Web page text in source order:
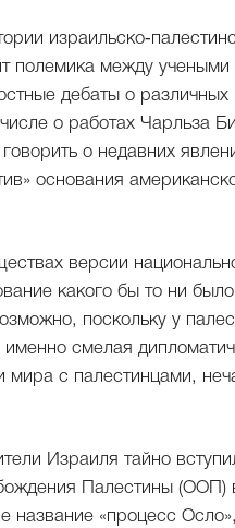
полемика между
дебаты о различных
о работах Чарльза
о недавних
основания
версии
какого бы то ни
поскольку у
смелая
мира с палестинцами,
Израиля тайно
Палестины (ООП)
название «процесс